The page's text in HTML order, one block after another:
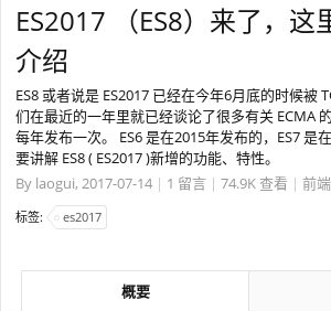
ES2017 （ES8）来了，这
介绍
ES8 或者说是 ES2017 已经在今年6月底的时候被
们在最近的一年里就已经谈论了很多有关 ECMA
每年发布一次。 ES6 是在2015年发布的，ES7 是
要讲解 ES8 ( ES2017 )新增的功能、特性。
By laogui, 2017-07-14 | 1 留言 | 74.9K 查看 | 前
标签: es2017
概要